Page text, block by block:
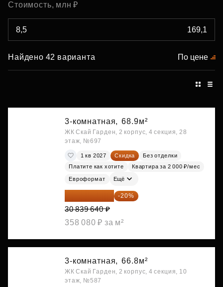
Стоимость, млн ₽
Найдено 42 варианта По цене
3-комнатная, 68.9м²
ЖК Скай Гарден, 2 корпус, 4 секция, 28
этаж, №697
1 кв 2027 Скидка
Без отделки
Платите как хотите
Квартира за 2 000 ₽/мес
Евроформат Ещё
24 671 712 ₽ -20%
30 839 640 ₽
358 080 ₽ за м²
3-комнатная, 66.8м²
ЖК Скай Гарден, 2 корпус, 4 секция, 10
этаж, №587